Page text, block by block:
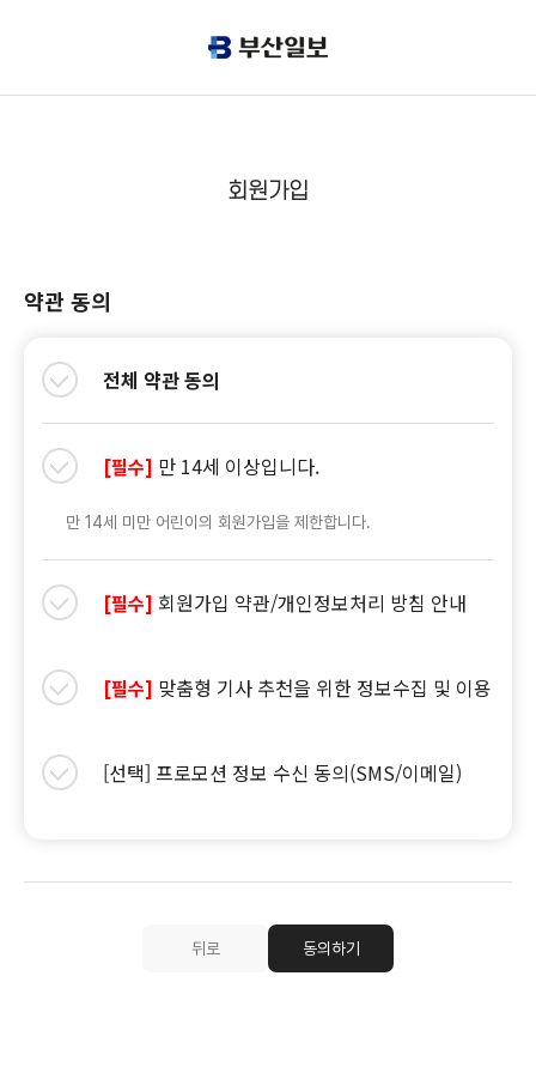
회원가입
약관 동의
전체 약관 동의
[필수] 만 14세 이상입니다.
만 14세 미만 어린이의 회원가입을 제한합니다.
[필수] 회원가입 약관/개인정보처리 방침 안내
[필수] 맞춤형 기사 추천을 위한 정보수집 및 이용
[선택] 프로모션 정보 수신 동의(SMS/이메일)
뒤로